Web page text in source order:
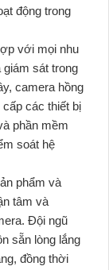
động trong
với mọi nhu
sát trong
camera hồng
các thiết bị
phần mềm
soát hệ
phẩm và
tâm và
Đội ngũ
sẵn lòng lắng
đồng thời